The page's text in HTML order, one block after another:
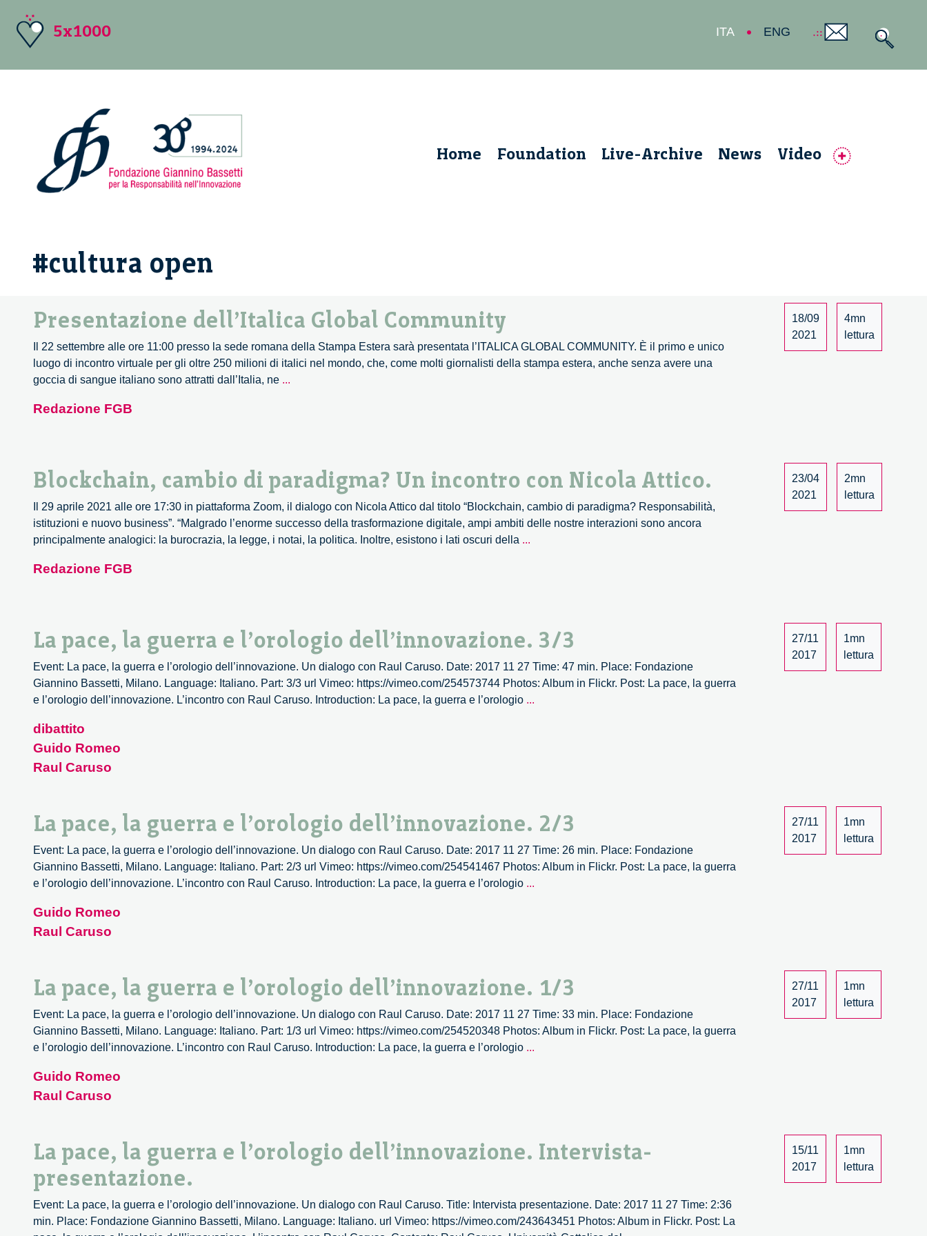
5x1000 ITA ENG
Home Foundation Live-Archive News Video
#cultura open
Presentazione dell’Italica Global Community
Il 22 settembre alle ore 11:00 presso la sede romana della Stampa Estera sarà presentata l’ITALICA GLOBAL COMMUNITY. È il primo e unico
luogo di incontro virtuale per gli oltre 250 milioni di italici nel mondo, che, come molti giornalisti della stampa estera, anche senza avere una
goccia di sangue italiano sono attratti dall’Italia, ne ...
Redazione FGB
18/09
2021
4mn
lettura
Blockchain, cambio di paradigma? Un incontro con Nicola Attico.
Il 29 aprile 2021 alle ore 17:30 in piattaforma Zoom, il dialogo con Nicola Attico dal titolo “Blockchain, cambio di paradigma? Responsabilità,
istituzioni e nuovo business”. “Malgrado l’enorme successo della trasformazione digitale, ampi ambiti delle nostre interazioni sono ancora
principalmente analogici: la burocrazia, la legge, i notai, la politica. Inoltre, esistono i lati oscuri della ...
con
Attico.
Redazione FGB
23/04
2021
2mn
lettura
La pace, la guerra e l’orologio dell’innovazione. 3/3
Event: La pace, la guerra e l’orologio dell’innovazione. Un dialogo con Raul Caruso. Date: 2017 11 27 Time: 47 min. Place: Fondazione
Giannino Bassetti, Milano. Language: Italiano. Part: 3/3 url Vimeo: https://vimeo.com/254573744 Photos: Album in Flickr. Post: La pace, la guerra
e l’orologio dell’innovazione. L’incontro con Raul Caruso. Introduction: La pace, la guerra e l’orologio ...
3/3
dibattito
Guido Romeo
Raul Caruso
27/11
2017
1mn
lettura
La pace, la guerra e l’orologio dell’innovazione. 2/3
Event: La pace, la guerra e l’orologio dell’innovazione. Un dialogo con Raul Caruso. Date: 2017 11 27 Time: 26 min. Place: Fondazione
Giannino Bassetti, Milano. Language: Italiano. Part: 2/3 url Vimeo: https://vimeo.com/254541467 Photos: Album in Flickr. Post: La pace, la guerra
e l’orologio dell’innovazione. L’incontro con Raul Caruso. Introduction: La pace, la guerra e l’orologio ...
dell’innovazione.
2/3
Guido Romeo
Raul Caruso
27/11
2017
1mn
lettura
La pace, la guerra e l’orologio dell’innovazione. 1/3
Event: La pace, la guerra e l’orologio dell’innovazione. Un dialogo con Raul Caruso. Date: 2017 11 27 Time: 33 min. Place: Fondazione
Giannino Bassetti, Milano. Language: Italiano. Part: 1/3 url Vimeo: https://vimeo.com/254520348 Photos: Album in Flickr. Post: La pace, la guerra
e l’orologio dell’innovazione. L’incontro con Raul Caruso. Introduction: La pace, la guerra e l’orologio ...
dell’innovazione.
1/3
Guido Romeo
Raul Caruso
27/11
2017
1mn
lettura
La pace, la guerra e l’orologio dell’innovazione. Intervista-
presentazione.
Event: La pace, la guerra e l’orologio dell’innovazione. Un dialogo con Raul Caruso. Title: Intervista presentazione. Date: 2017 11 27 Time: 2:36
min. Place: Fondazione Giannino Bassetti, Milano. Language: Italiano. url Vimeo: https://vimeo.com/243643451 Photos: Album in Flickr. Post: La
15/11
2017
1mn
lettura